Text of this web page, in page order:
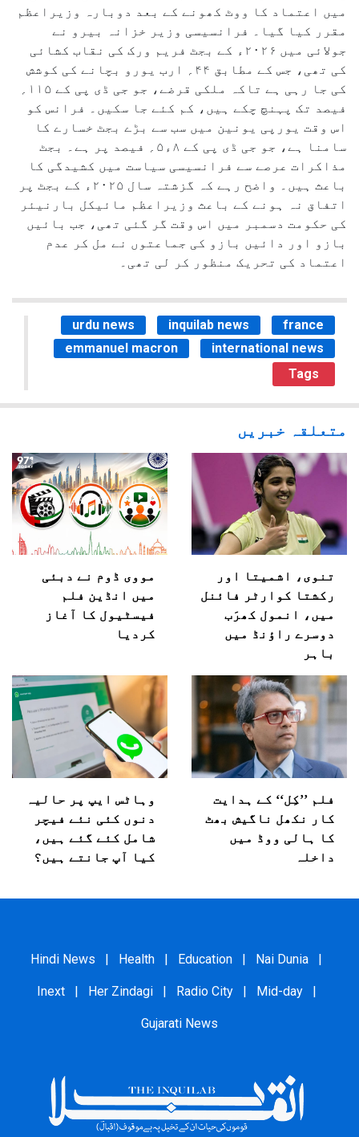
میں اعتماد کا ووٹ کھونے کے بعد دوبارہ وزیراعظم
مقرر کیا گیا۔ فرانسیسی وزیر خزانہ بیرو نے
جولائی میں ۲۰۲۶ء کے بجٹ فریم ورک کی نقاب کشائی
کی تھی، جس کے مطابق ۴۴؍ ارب یورو بچانے کی کوشش
فیصد تک پہنچ چکے ہیں، کم کئے جا سکیں۔ فرانس کو
اس وقت یورپی یونین میں سب سے بڑے بجٹ خسارے کا
سامنا ہے، جو جی ڈی پی کے ۸ء۵؍ فیصد پر ہے۔ بجٹ
مذاکرات عرصے سے فرانسیسی سیاست میں کشیدگی کا
باعث ہیں۔ واضح رہے کہ گزشتہ سال ۲۰۲۵ء کے بجٹ پر
اتفاق نہ ہونے کے باعث وزیراعظم مائیکل بارنیئر
کی حکومت دسمبر میں اس وقت گر گئی تھی، جب بائیں
بازو اور دائیں بازو کی جماعتوں نے مل کر عدم
اعتماد کی تحریک منظور کر لی تھی۔
urdu news inquilab news
france
emmanuel macron
international news
Tags
متعلقہ خبریں
تنوی، اشمیتا اور
رکشتا کوارٹر فائنل
میں، انمول کھرَب
دوسرے راؤنڈ میں
باہر
مووی ڈوم نے دبئی
میں انڈین فلم
فیسٹیول کا آغاز
کردیا
فلم ’’کِل‘‘ کے ہدایت
کار نکھل ناگیش بھٹ
کا ہالی ووڈ میں
داخلہ
وہاٹس ایپ پر حالیہ
دنوں کئی نئے فیچر
شامل کئے گئے ہیں،
کیا آپ جانتے ہیں؟
Hindi News | Health | Education | Nai Dunia |
Inext | Her Zindagi | Radio City | Mid-day |
Gujarati News